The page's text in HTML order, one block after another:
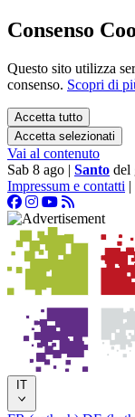
Consenso
Questo sito utilizza
consenso. Scopri di
Accetta tutto
Accetta selezionati
Vai al contenuto
Sab 8 ago | Santo del
Impressum e contatti |
IT